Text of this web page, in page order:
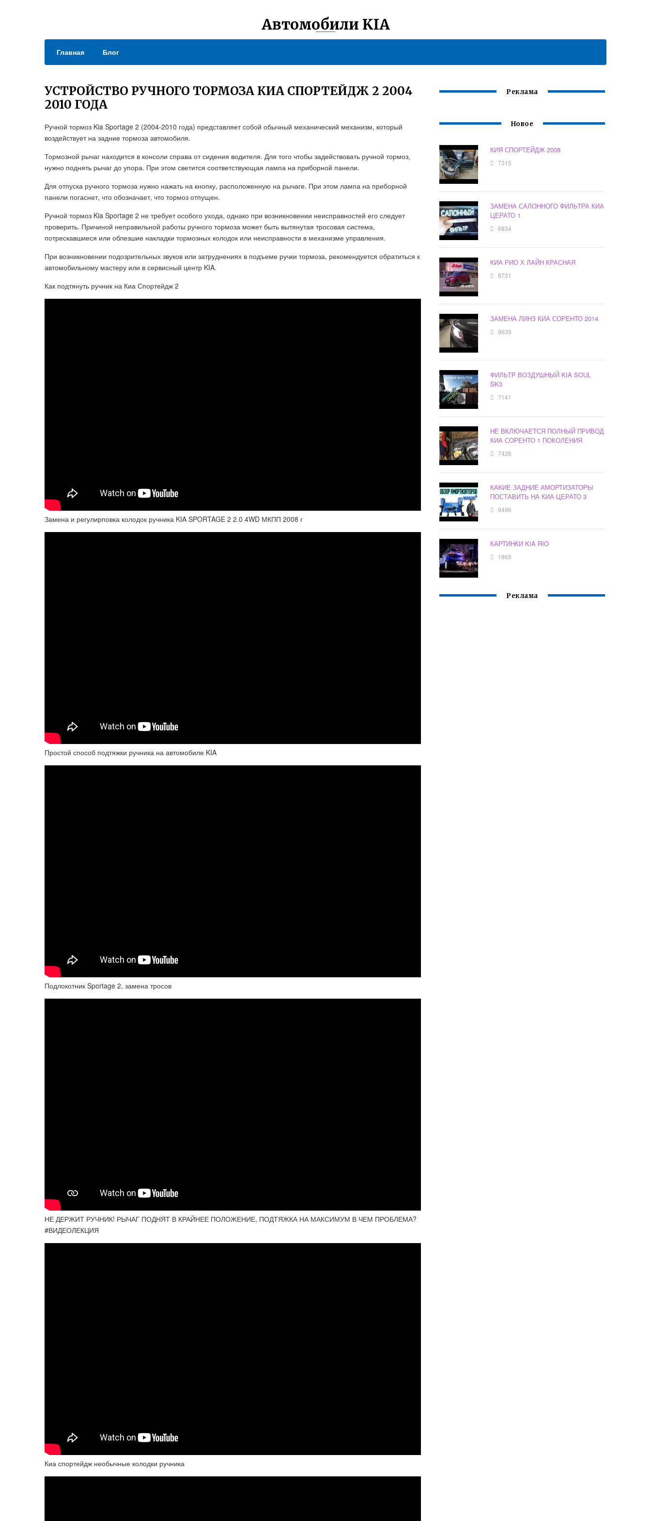
Автомобили KIA
Главная Блог
УСТРОЙСТВО РУЧНОГО ТОРМОЗА КИА СПОРТЕЙДЖ 2 2004
2010 ГОДА
Ручной тормоз Kia Sportage 2 (2004-2010 года) представляет собой обычный механический механизм, который
воздействует на задние тормоза автомобиля.
Тормозной рычаг находится в консоли справа от сидения водителя. Для того чтобы задействовать ручной тормоз,
нужно поднять рычаг до упора. При этом светится соответствующая лампа на приборной панели.
Для отпуска ручного тормоза нужно нажать на кнопку, расположенную на рычаге. При этом лампа на приборной
панели погаснет, что обозначает, что тормоз отпущен.
Ручной тормоз Kia Sportage 2 не требует особого ухода, однако при возникновении неисправностей его следует
проверить. Причиной неправильной работы ручного тормоза может быть вытянутая тросовая система,
потрескавшиеся или облезшие накладки тормозных колодок или неисправности в механизме управления.
При возникновении подозрительных звуков или затруднениях в подъеме ручки тормоза, рекомендуется обратиться к
автомобильному мастеру или в сервисный центр KIA.
Как подтянуть ручник на Киа Спортейдж 2
Замена и регулирповка колодок ручника KIA SPORTAGE 2 2.0 4WD МКПП 2008 г
Простой способ подтяжки ручника на автомобиле KIA
Подлокотник Sportage 2, замена тросов
НЕ ДЕРЖИТ РУЧНИК! РЫЧАГ ПОДНЯТ В КРАЙНЕЕ ПОЛОЖЕНИЕ, ПОДТЯЖКА НА МАКСИМУМ В ЧЕМ ПРОБЛЕМА?
#ВИДЕОЛЕКЦИЯ
Киа спортейдж необычные колодки ручника
Реклама
Новое
КИЯ СПОРТЕЙДЖ 2008
7315
ЗАМЕНА САЛОННОГО ФИЛЬТРА КИА
ЦЕРАТО 1
6834
КИА РИО Х ЛАЙН КРАСНАЯ
8731
ЗАМЕНА ЛИНЗ КИА СОРЕНТО 2014
9635
ФИЛЬТР ВОЗДУШНЫЙ KIA SOUL
SK3
7141
НЕ ВКЛЮЧАЕТСЯ ПОЛНЫЙ ПРИВОД
КИА СОРЕНТО 1 ПОКОЛЕНИЯ
7426
КАКИЕ ЗАДНИЕ АМОРТИЗАТОРЫ
ПОСТАВИТЬ НА КИА ЦЕРАТО 3
9496
КАРТИНКИ KIA RIO
1865
Реклама